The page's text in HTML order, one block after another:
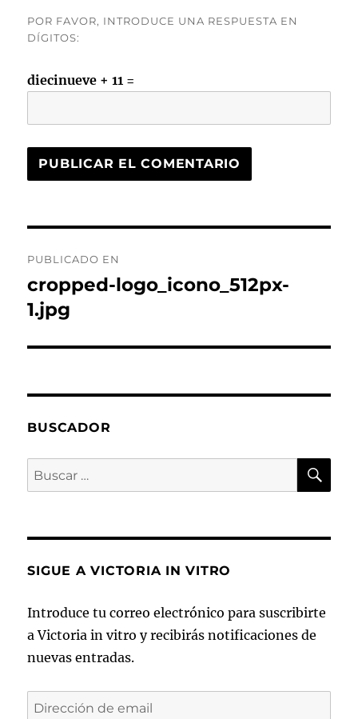
POR FAVOR, INTRODUCE UNA RESPUESTA EN
DÍGITOS:
diecinueve + 11 =
de
entradas
PUBLICADO EN
cropped-logo_icono_512px-
1.jpg
BUSCADOR
Buscar
por:
SIGUE A VICTORIA IN VITRO
Introduce tu correo electrónico para suscribirte
a Victoria in vitro y recibirás notificaciones de
nuevas entradas.
Dirección